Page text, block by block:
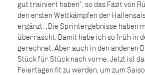
gut trainiert haben“, so das Fazit von
den ersten Wettkämpfen der
ergänzt: „Die Sprintergebnisse haben
überrascht. Damit habe ich so früh in
gerechnet. Aber auch in den anderen
Stück für Stück nach vorne. Jetzt ist
Feiertagen fit zu werden, um zum